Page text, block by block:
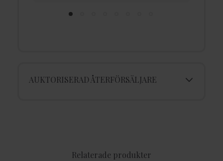
AUKTORISERAD ÅTERFÖRSÄLJARE
Relaterade produkter